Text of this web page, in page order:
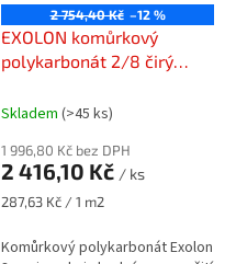
2 754,40 Kč –12 %
EXOLON komůrkový
polykarbonát 2/8 čirý
Skladem (>45 ks)
1 996,80 Kč bez DPH
2 416,10 Kč / ks
Měrná
287,63 Kč / 1 m2
Komůrkový polykarbonát Exolon